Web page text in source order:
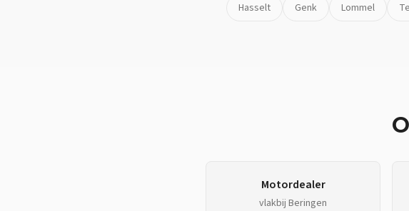
Hasselt Genk Lommel
Motordealer
vlakbijBeringen